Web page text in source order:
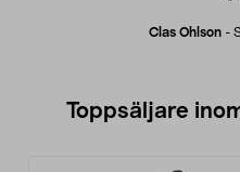
Clas Ohlson -
Toppsäljare